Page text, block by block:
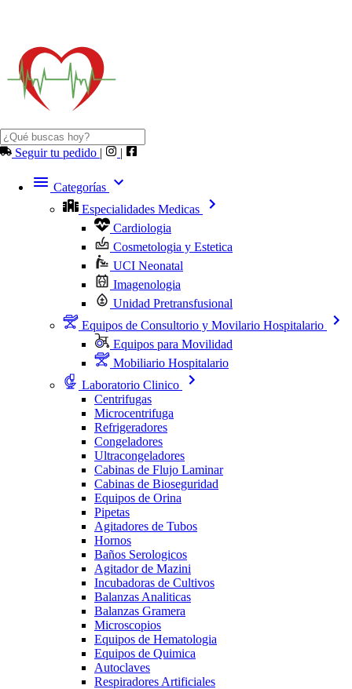
Seguir tu pedido | |
Categorías
Especialidades Medicas
Cardiologia
Cosmetologia y Estetica
UCI Neonatal
Imagenologia
Unidad Pretransfusional
Equipos de Consultorio y Movilario Hospitalario
Equipos para Movilidad
Mobiliario Hospitalario
Laboratorio Clinico
Centrifugas
Microcentrifuga
Refrigeradores
Congeladores
Ultracongeladores
Cabinas de Flujo Laminar
Cabinas de Bioseguridad
Equipos de Orina
Pipetas
Agitadores de Tubos
Hornos
Baños Serologicos
Agitador de Mazini
Incubadoras de Cultivos
Balanzas Analiticas
Balanzas Gramera
Microscopios
Equipos de Hematologia
Equipos de Quimica
Autoclaves
Respiradores Artificiales